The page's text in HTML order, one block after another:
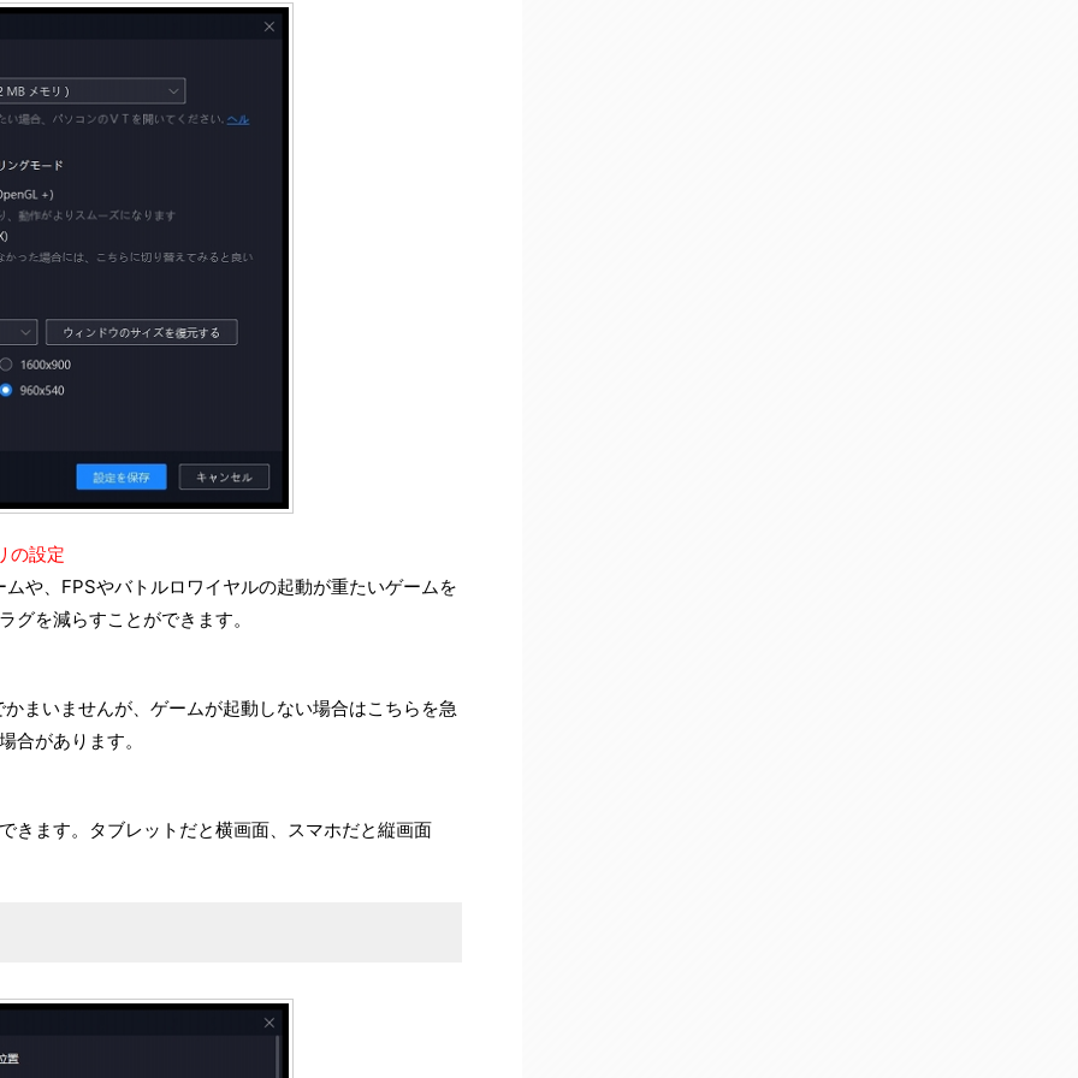
の設定
や、FPSやバトルロワイヤルの起動が重たいゲームを
グを減らすことができます。
まいませんが、ゲームが起動しない場合はこちらを急
合があります。
きます。タブレットだと横画面、スマホだと縦画面